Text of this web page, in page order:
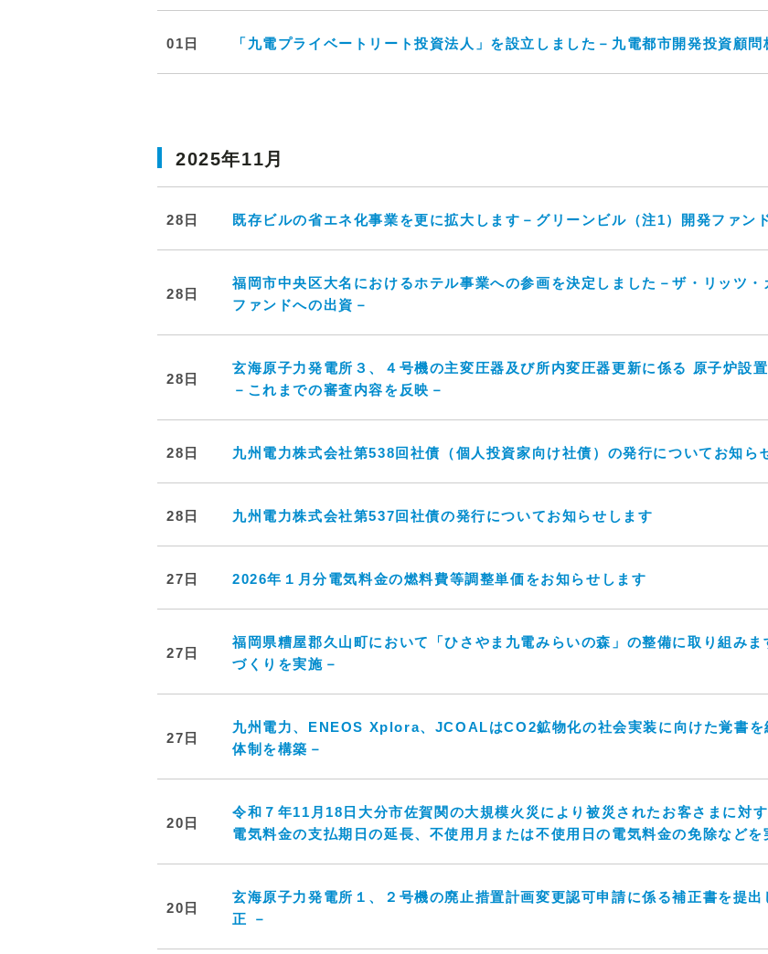
01日 「九電プライベートリート投資法人」を設立しました－九電都市開発投資顧
2025年11月
28日 既存ビルの省エネ化事業を更に拡大します－グリーンビル（注1）開発ファン
28日
福岡市中央区大名におけるホテル事業への参画を決定しました－ザ・リッツ
ファンドへの出資－
28日
玄海原子力発電所３、４号機の主変圧器及び所内変圧器更新に係る 原子炉設
－これまでの審査内容を反映－
28日 九州電力株式会社第538回社債（個人投資家向け社債）の発行についてお知ら
28日 九州電力株式会社第537回社債の発行についてお知らせします
27日 2026年１月分電気料金の燃料費等調整単価をお知らせします
27日
福岡県糟屋郡久山町において「ひさやま九電みらいの森」の整備に取り組み
づくりを実施－
27日
九州電力、ENEOS Xplora、JCOALはCO2鉱物化の社会実装に向けた覚書を
体制を構築－
20日
令和７年11月18日大分市佐賀関の大規模火災により被災されたお客さまに対
電気料金の支払期日の延長、不使用月または不使用日の電気料金の免除などを
20日
玄海原子力発電所１、２号機の廃止措置計画変更認可申請に係る補正書を提
正 －